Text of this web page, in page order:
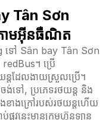
Tân Sơn
ាមអ៊ីនធឺណិត
ទៅ Sân bay Tân Sơn
។ ប្រើ
ន្តដែលងាយស្រួលប្រើ។
ង់ទៅ, ប្រភេទរថយន្ត និង
និងខាងក្រៅរបស់រថយន្តហើយ
លូវនេះមានក្រុមហ៊ុនឡាន